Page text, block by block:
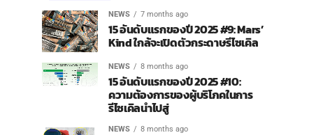
NEWS 7 months ago
15 อันดับแรกของปี 2025 #9: Mars’
Kind ใกล้จะเปิดตัวกระดาษรีไซเคิล
NEWS 8 months ago
15 อันดับแรกของปี 2025 #10:
ความต้องการของผู้บริโภคในการ
รีไซเคิลนำไปสู่
NEWS 8 months ago